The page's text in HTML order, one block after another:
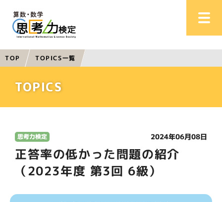
TOP TOPICS一覧
TOPICS
思考力検定 2024年06月08日
正答率の低かった問題の紹介
（2023年度 第3回 6級）